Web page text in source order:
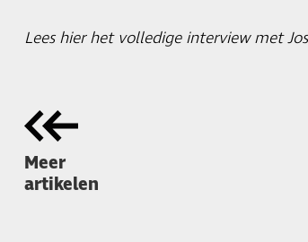
Lees hierhet volledige interview met
Meer
artikelen